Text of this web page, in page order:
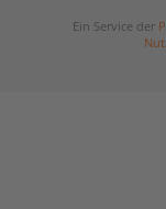
Ein Service der